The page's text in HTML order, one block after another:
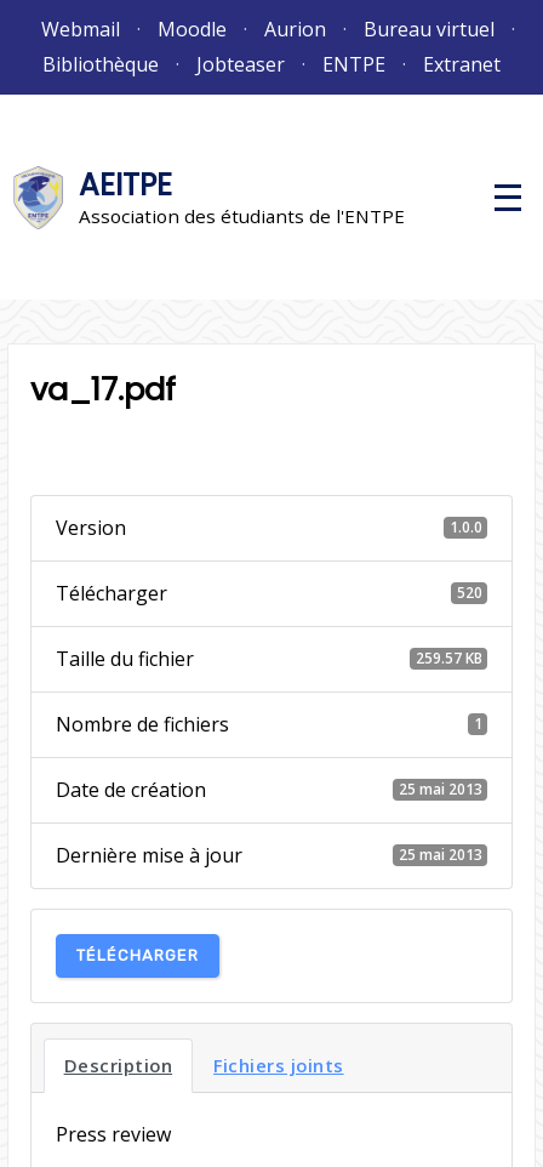
Webmail Moodle Aurion
Bureau virtuel
Bibliothèque
Jobteaser ENTPE Extranet
AEITPE
Association des étudiants de l'ENTPE
M
e
va_17.pdf
Version 1.0.0
Télécharger 520
Taille du fichier 259.57 KB
Nombre de fichiers 1
Date de création 25 mai 2013
Dernière mise à jour 25 mai 2013
TÉLÉCHARGER
Description Fichiers joints
Press review